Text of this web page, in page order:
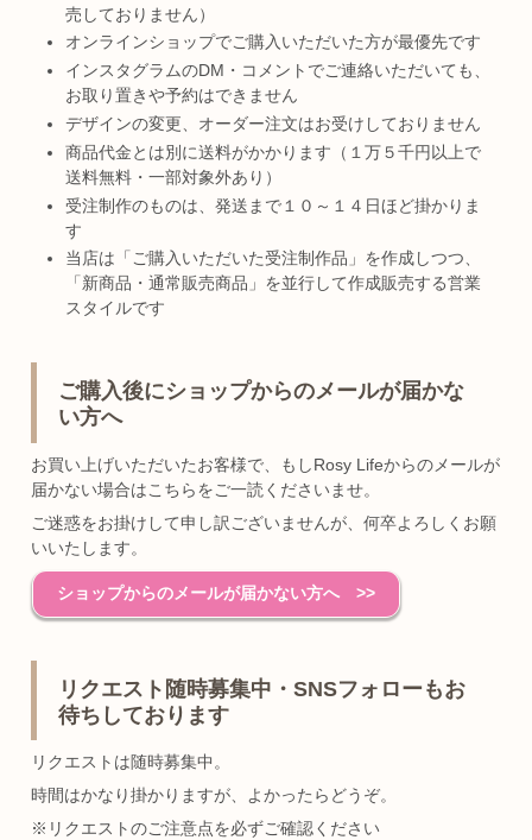
売しておりません）
オンラインショップでご購入いただいた方が最優先です
インスタグラムのDM・コメントでご連絡いただいても、
お取り置きや予約はできません
デザインの変更、オーダー注文はお受けしておりません
商品代金とは別に送料がかかります（１万５千円以上で
送料無料・一部対象外あり）
受注制作のものは、発送まで１０～１４日ほど掛かりま
す
当店は「ご購入いただいた受注制作品」を作成しつつ、
「新商品・通常販売商品」を並行して作成販売する営業
スタイルです
ご購入後にショップからのメールが届かな
い方へ
お買い上げいただいたお客様で、もしRosy Lifeからのメールが
届かない場合はこちらをご一読くださいませ。
ご迷惑をお掛けして申し訳ございませんが、何卒よろしくお願
いいたします。
ショップからのメールが届かない方へ >>
リクエスト随時募集中・SNSフォローもお
待ちしております
リクエストは随時募集中。
時間はかなり掛かりますが、よかったらどうぞ。
※リクエストのご注意点を必ずご確認ください